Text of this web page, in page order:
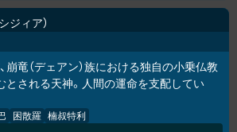
ジィア
崩竜（デェアン）族における独自の小乗仏教
とされる天神。人間の運命を支配してい
困散羅 楠叔特利